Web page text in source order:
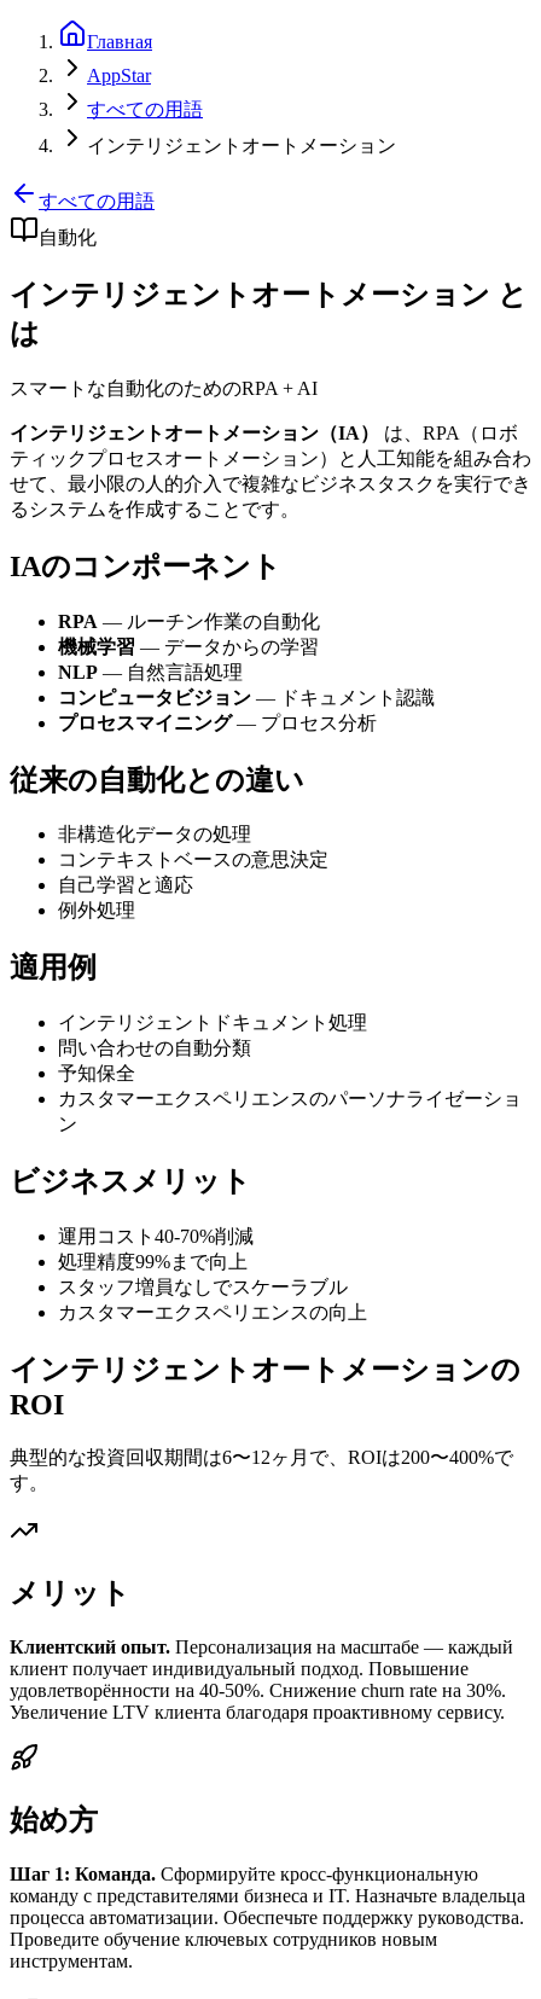
Главная
AppStar
すべての用語
インテリジェントオートメーション
すべての用語
自動化
インテリジェントオートメーション と
は
スマートな自動化のためのRPA + AI
インテリジェントオートメーション（IA）
は、RPA（ロボ
ティックプロセスオートメーション）と人工知能を組み合わ
せて、最小限の人的介入で複雑なビジネスタスクを実行でき
るシステムを作成することです。
IAのコンポーネント
RPA — ルーチン作業の自動化
機械学習 — データからの学習
NLP — 自然言語処理
コンピュータビジョン — ドキュメント認識
プロセスマイニング— プロセス分析
従来の自動化との違い
非構造化データの処理
コンテキストベースの意思決定
自己学習と適応
例外処理
適用例
インテリジェントドキュメント処理
問い合わせの自動分類
予知保全
カスタマーエクスペリエンスのパーソナライゼーショ
ン
ビジネスメリット
運用コスト40-70%削減
処理精度99%まで向上
スタッフ増員なしでスケーラブル
カスタマーエクスペリエンスの向上
インテリジェントオートメーションの
ROI
典型的な投資回収期間は6〜12ヶ月で、ROIは200〜400%で
す。
メリット
Клиентский опыт. Персонализация на масштабе — каждый
клиент получает индивидуальный подход. Повышение
удовлетворённости на 40-50%. Снижение churn rate на 30%.
Увеличение LTV клиента благодаря проактивному сервису.
始め方
Шаг 1: Команда. Сформируйте кросс-функциональную
команду с представителями бизнеса и IT. Назначьте владельца
процесса автоматизации. Обеспечьте поддержку руководства.
Проведите обучение ключевых сотрудников новым
инструментам.